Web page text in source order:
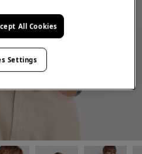
All Cookies
Settings